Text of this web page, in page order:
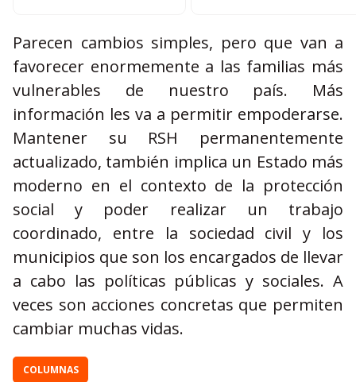
Parecen cambios simples, pero que van a
favorecer enormemente a las familias más
vulnerables de nuestro país. Más
información les va a permitir empoderarse.
Mantener su RSH permanentemente
actualizado, también implica un Estado más
moderno en el contexto de la protección
social y poder realizar un trabajo
coordinado, entre la sociedad civil y los
municipios que son los encargados de llevar
a cabo las políticas públicas y sociales. A
veces son acciones concretas que permiten
cambiar muchas vidas.
COLUMNAS